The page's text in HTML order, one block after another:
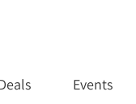
Events